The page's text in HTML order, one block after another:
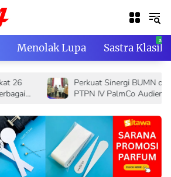
Menolak Lupa Sastra Klasik
Perkuat Sinergi BUMN dan Daerah,
PTPN IV PalmCo Audiensi dengan